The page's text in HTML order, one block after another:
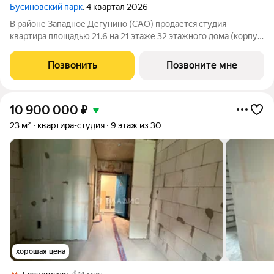
Бусиновский парк, 4 квартал 2026
В районе Западное Дегунино (САО) продаётся студия
квартира площадью 21.6 на 21 этаже 32 этажного дома (корпус,
расположение: 20 минут пешком до станций метро «Ховрино»
и 15 минут от МЦД «Грачёвская».
Позвонить Позвоните мне
10 900 000 ₽
23 м² квартира-студия 9 этаж из 30
хорошая цена